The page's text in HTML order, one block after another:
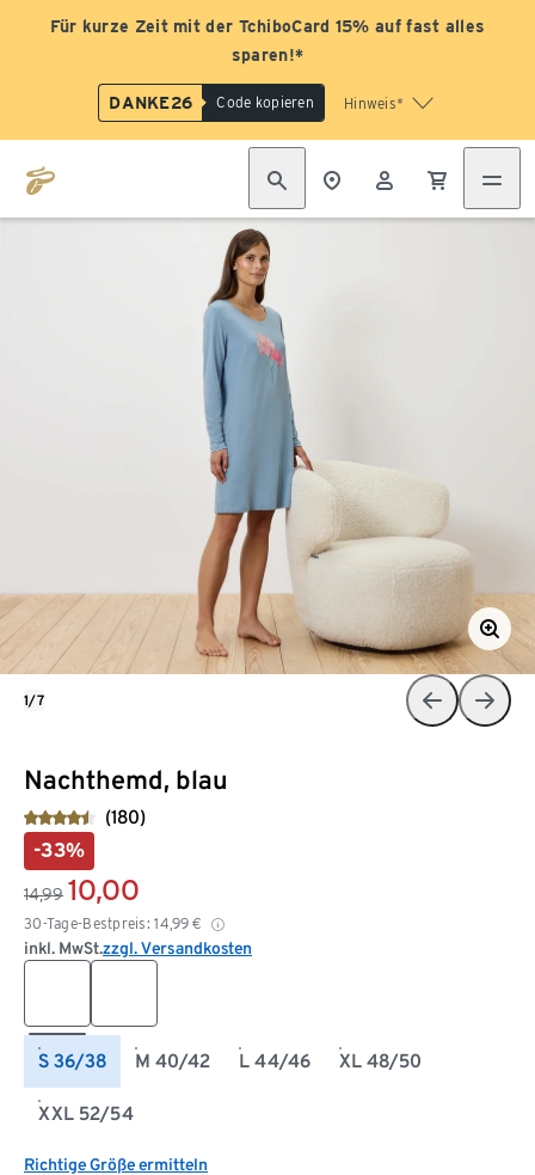
Für kurze Zeit mit der TchiboCard 15% auf fast alles
sparen!*
DANKE26 Code kopieren Hinweis*
Nachthemd, blau
(180)
-33%
14,99 10,00
30-Tage-Bestpreis: 14,99 €
inkl. MwSt.zzgl. Versandkosten
S 36/38 M 40/42 L 44/46 XL 48/50
XXL 52/54
Richtige Größe ermitteln
1/7